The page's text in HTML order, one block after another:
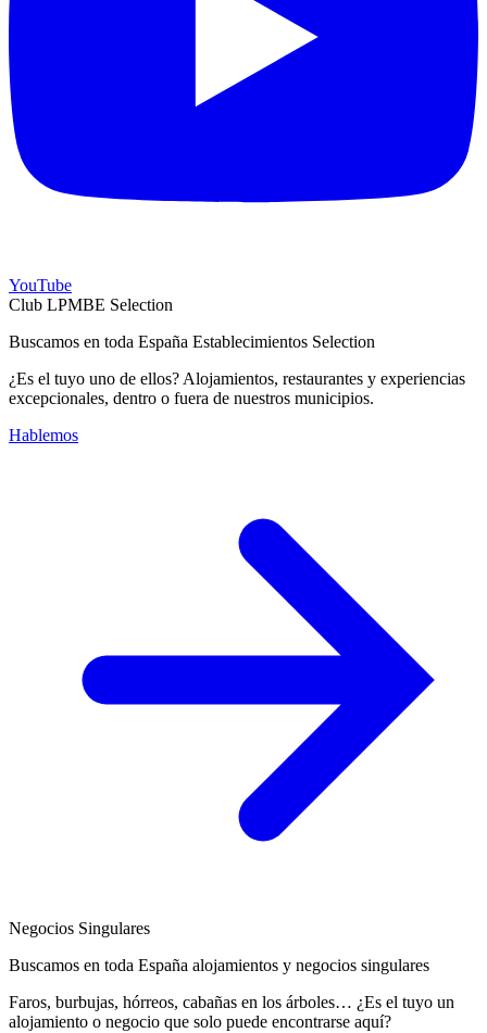
YouTube
Club LPMBE Selection
Buscamos en toda España Establecimientos Selection
¿Es el tuyo uno de ellos? Alojamientos, restaurantes y experiencias
excepcionales, dentro o fuera de nuestros municipios.
Hablemos
Negocios Singulares
Buscamos en toda España alojamientos y negocios singulares
Faros, burbujas, hórreos, cabañas en los árboles… ¿Es el tuyo un
alojamiento o negocio que solo puede encontrarse aquí?